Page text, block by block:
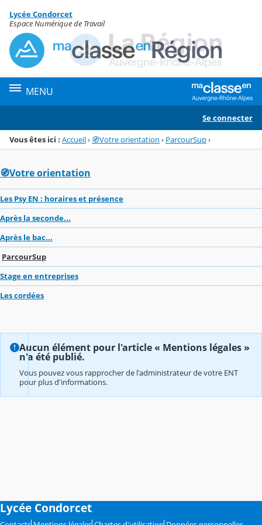
Menu de la rubrique
Contenu
Lycée Condorcet
Espace Numérique de Travail
MENU
Se connecter
Vous êtes ici : Accueil› 🧭Votre orientation › ParcourSup›
🧭Votre orientation
Les Psy EN : horaires et présence
Après la seconde...
Après le bac...
ParcourSup
Stage en entreprises
Les cordées
Aucun élément pour l'article « Mentions légales »
n'a été publié.
Vous pouvez vous rapprocher de l'administrateur de votre ENT
pour plus d'informations.
Lycée Condorcet